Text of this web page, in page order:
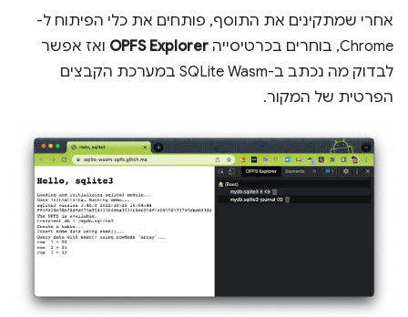
אחרי שמתקינים את התוסף, פותחים את כלי הפיתוח ל-
Chrome, בוחרים בכרטיסייה
OPFS Explorer ואז אפשר
לבדוק מה נכתב ב-SQLite Wasm במערכת הקבצים
הפרטית של המקור.